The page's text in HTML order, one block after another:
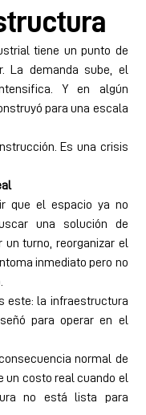
tiene un punto de
La demanda sube, el
Y en algún
para una escala
Es una crisis
que el espacio ya no
una solución de
un turno, reorganizar el
inmediato pero no
este: la infraestructura
para operar en el
normal de
un costo real cuando el
no está lista para